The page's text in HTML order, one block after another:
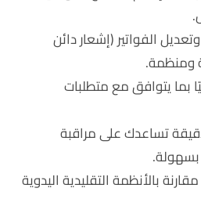
الفواتير (إشعار دائن
ومنظمة.
بما يتوافق مع متطلبات
دقيقة تساعدك على مراقبة
بسهولة.
بالأنظمة التقليدية اليدوية